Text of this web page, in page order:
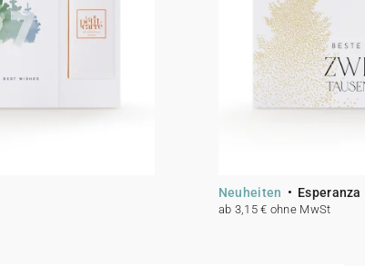
Neuheiten Esperanza
ab 3,15 € ohne MwSt